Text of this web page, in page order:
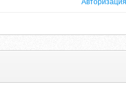
Авторизация